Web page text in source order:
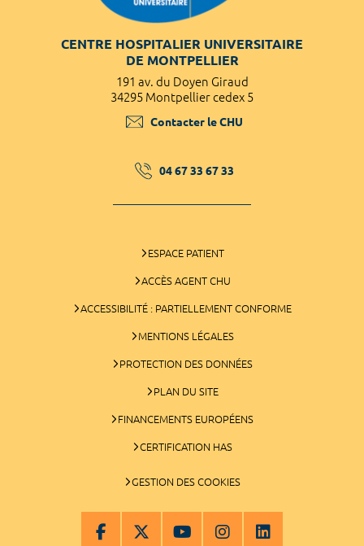
CENTRE HOSPITALIER UNIVERSITAIRE
DE MONTPELLIER
191 av. du Doyen Giraud
34295 Montpellier cedex 5
Contacter le CHU
04 67 33 67 33
ESPACE PATIENT
ACCÈS AGENT CHU
ACCESSIBILITÉ : PARTIELLEMENT CONFORME
MENTIONS LÉGALES
PROTECTION DES DONNÉES
PLAN DU SITE
FINANCEMENTS EUROPÉENS
CERTIFICATION HAS
GESTION DES COOKIES